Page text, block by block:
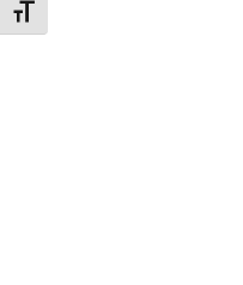
Alternar tamanho da fonte